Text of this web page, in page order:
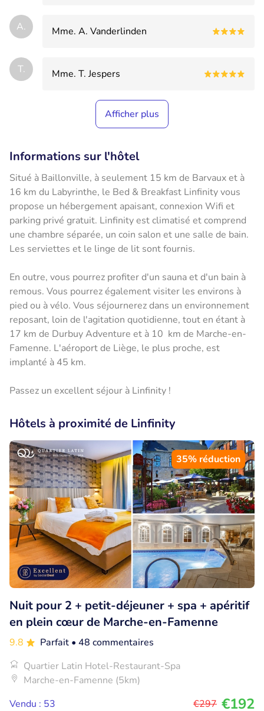
A. Mme. A. Vanderlinden
T. Mme. T. Jespers
Afficher plus
Informations sur l'hôtel
Situé à Baillonville, à seulement 15 km de Barvaux et à
16 km du Labyrinthe, le Bed & Breakfast Linfinity vous
propose un hébergement apaisant, connexion Wifi et
parking privé gratuit. Linfinity est climatisé et comprend
une chambre séparée, un coin salon et une salle de bain.
Les serviettes et le linge de lit sont fournis.
En outre, vous pourrez profiter d'un sauna et d'un bain à
remous. Vous pourrez également visiter les environs à
pied ou à vélo. Vous séjournerez dans un environnement
reposant, loin de l'agitation quotidienne, tout en étant à
17 km de Durbuy Adventure et à 10 km de Marche-en-
Famenne. L'aéroport de Liège, le plus proche, est
implanté à 45 km.
Passez un excellent séjour à Linfinity !
Hôtels à proximité de Linfinity
35% réduction
Nuit pour 2 + petit-déjeuner + spa + apéritif
en plein cœur de Marche-en-Famenne
9.8 Parfait • 48 commentaires
Quartier Latin Hotel-Restaurant-Spa
Marche-en-Famenne (5km)
Vendu : 53
€297 €192